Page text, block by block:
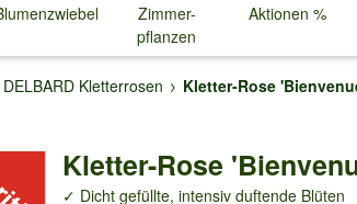
Zimmer-
pflanzen
↓
Aktionen %
↓ ↓
Kletterrosen Kletter-Rose
Kletter-Rose
✓ Dicht gefüllte, intensiv duftende Blüten